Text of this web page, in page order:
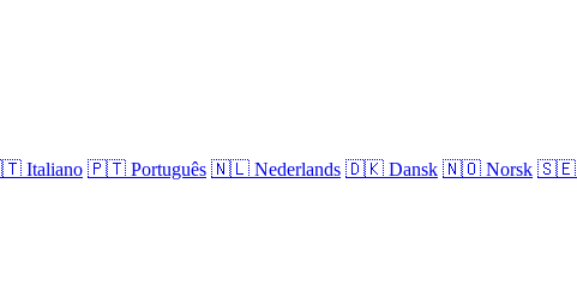
Italiano 🇵🇹 Português 🇳🇱 Nederlands 🇩🇰 Dansk 🇳🇴 Norsk 🇸🇪